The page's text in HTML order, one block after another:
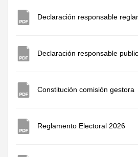
Declaración responsable
Declaración responsable
Constitución comisión gestora
Reglamento Electoral 2026